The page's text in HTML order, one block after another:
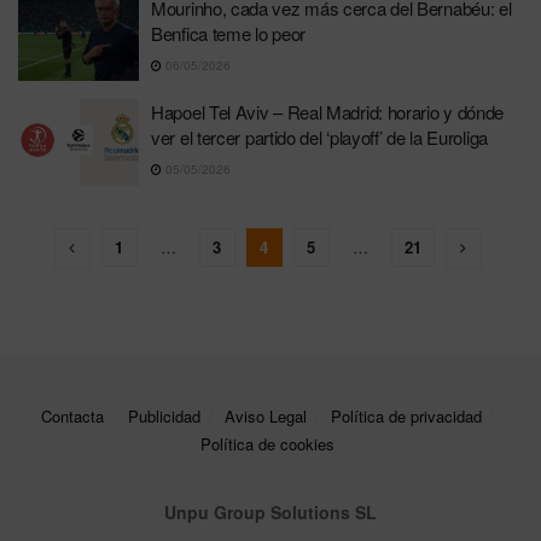
Mourinho, cada vez más cerca del Bernabéu: el
Benfica teme lo peor
06/05/2026
Hapoel Tel Aviv – Real Madrid: horario y dónde
ver el tercer partido del ‘playoff’ de la Euroliga
05/05/2026
1 3 4 5 21
Contacta Publicidad Aviso Legal
Política de privacidad
Política de cookies
Unpu Group Solutions SL